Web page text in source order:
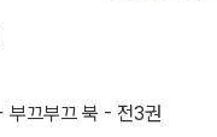
부끄부끄 북 - 전3권